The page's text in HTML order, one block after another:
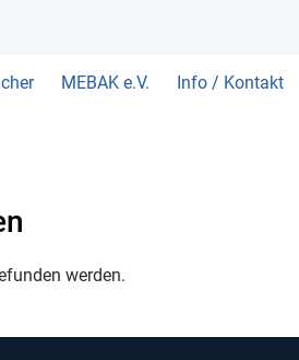
MEBAK e.V. Info / Kontakt
werden.